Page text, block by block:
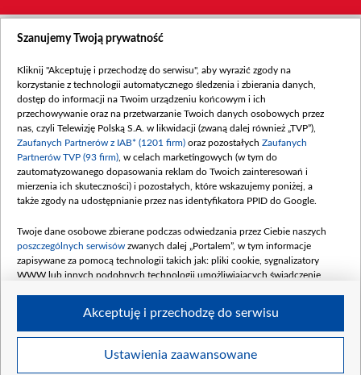
Szanujemy Twoją prywatność
Kliknij "Akceptuję i przechodzę do serwisu", aby wyrazić zgody na
korzystanie z technologii automatycznego śledzenia i zbierania danych,
dostęp do informacji na Twoim urządzeniu końcowym i ich
przechowywanie oraz na przetwarzanie Twoich danych osobowych przez
nas, czyli Telewizję Polską S.A. w likwidacji (zwaną dalej również „TVP”),
Zaufanych Partnerów z IAB* (1201 firm) oraz pozostałych Zaufanych
Partnerów TVP (93 firm) , w celach marketingowych (w tym do
zautomatyzowanego dopasowania reklam do Twoich zainteresowań i
mierzenia ich skuteczności) i pozostałych, które wskazujemy poniżej, a
także zgody na udostępnianie przez nas identyfikatora PPID do Google.
Twoje dane osobowe zbierane podczas odwiedzania przez Ciebie naszych
poszczególnych serwisów zwanych dalej „Portalem”, w tym informacje
zapisywane za pomocą technologii takich jak: pliki cookie, sygnalizatory
WWW lub innych podobnych technologii umożliwiających świadczenie
Twoje dane osobowe zbierane podczas odwiedzania przez Ciebie
Ustawienia zaawansowane
Akceptuję i przechodzę do serwisu